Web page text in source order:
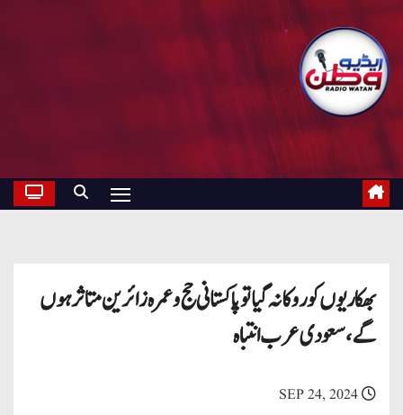
بھکاریوں کو روکا نہ گیا تو پاکستانی حج و عمرہ زائرین متاثر ہوں
گے، سعودی عرب انتباہ
SEP 24, 2024